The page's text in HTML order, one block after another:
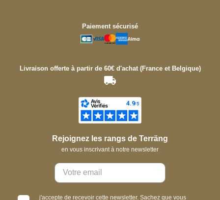
Paiement sécurisé
Livraison offerte à partir de 60€ d'achat (France et Belgique)
Rejoignez les rangs de Terräng
en vous inscrivant à notre newsletter
j'accepte de recevoir cette newsletter. Sachez que vous